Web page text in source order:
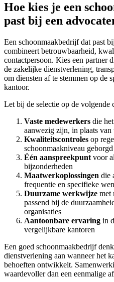
Hoe kies je een
past bij een
Een schoonmaakbedrijf dat past
combineert betrouwbaarheid,
contactpersoon. Kies een partner
de zakelijke dienstverlening,
om diensten af te stemmen op de
kantoor.
Let bij de selectie op de volgende
Vaste medewerkers die
aanwezig zijn, in plaats van
Kwaliteitscontroles op
schoonmaakniveau
Één aanspreekpunt voor
bijzonderheden
Maatwerkoplossingen die
frequentie en specifieke
Duurzame werkwijze met
passend bij de
organisaties
Aantoonbare ervaring in
vergelijkbare kantoren
Een goed schoonmaakbedrijf
dienstverlening aan wanneer het
behoeften ontwikkelt.
waardevoller dan een eenmalige